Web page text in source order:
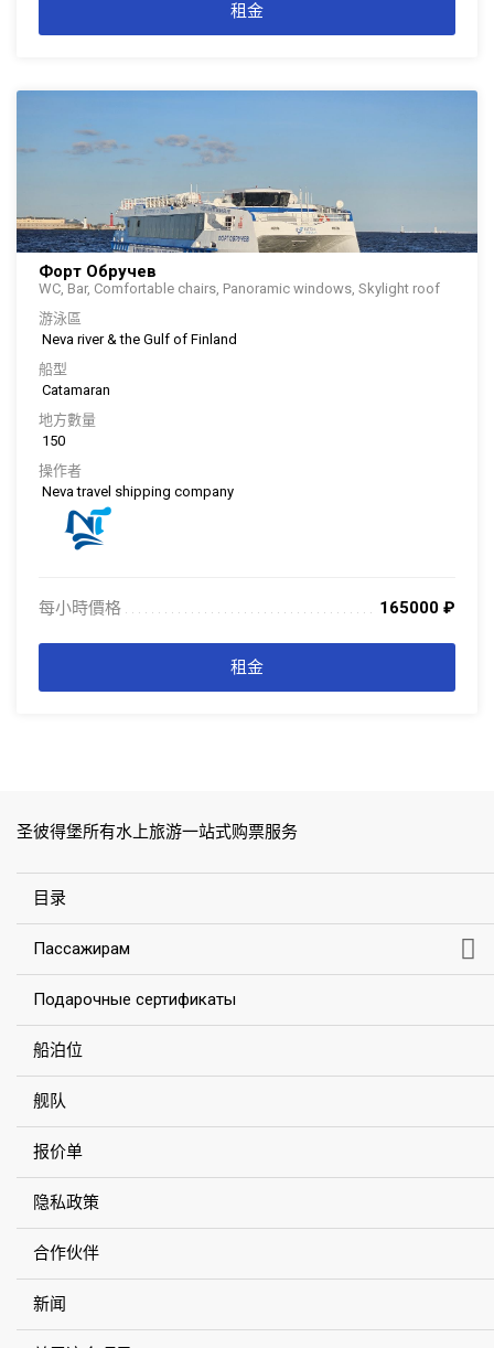
租金
Форт Обручев
WC, Bar, Comfortable chairs, Panoramic windows, Skylight roof
游泳區
Neva river & the Gulf of Finland
船型
Catamaran
地方數量
150
操作者
Neva travel shipping company
每小時價格 165000 ₽
. . . . . . . . . . . . . . . . . . . . . . . . . . . . . . . . . . . . . . . . . . . . . . . . . . . . . . . . . . . . . . .
租金
圣彼得堡所有水上旅游一站式购票服务
目录
Пассажирам
Подарочные сертификаты
船泊位
舰队
报价单
隐私政策
合作伙伴
新闻